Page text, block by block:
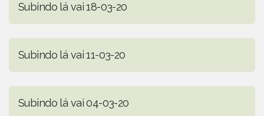
Subindo lá vai 18-03-20
Subindo lá vai 11-03-20
Subindo lá vai 04-03-20